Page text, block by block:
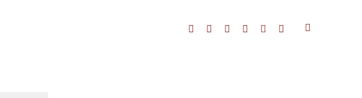
facebookthreadslinkedinyoutube
rss amazon